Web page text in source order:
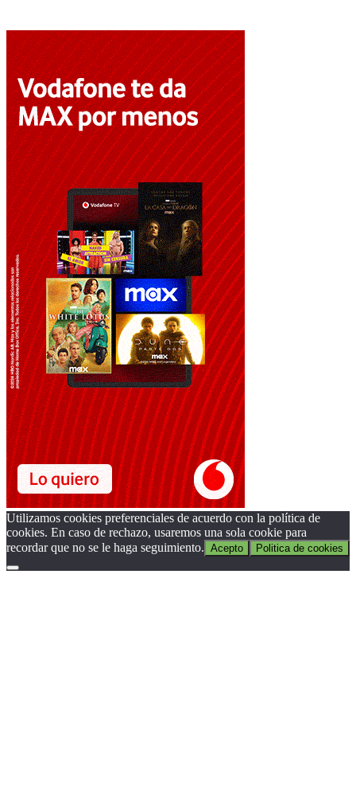
Utilizamos cookies preferenciales de acuerdo con la política de
cookies. En caso de rechazo, usaremos una sola cookie para
recordar que no se le haga seguimiento. Acepto Politica de cookies